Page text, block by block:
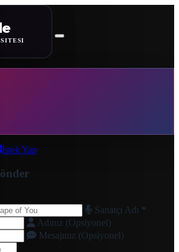
İstek Yap
Sanatçı Adı *
Adınız (Opsiyonel)
Mesajınız (Opsiyonel)